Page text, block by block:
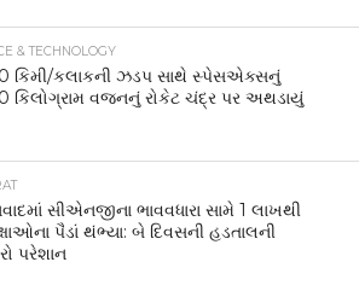
& TECHNOLOGY
કિમી/કલાકની ઝડપ સાથે સ્પેસએક્સનું
કિલોગ્રામ વજનનું રોકેટ ચંદ્ર પર અથડાયું
સીએનજીના ભાવવધારા સામે 1 લાખથી
પૈડાં થંભ્યા: બે દિવસની હડતાલની
પરેશાન